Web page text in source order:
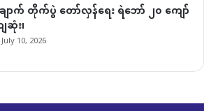
ောက် တိုက်ပွဲ တော်လှန်ရေး ရဲဘော် ၂၀ ကျော်
ဆုံး၊
July 10, 2026